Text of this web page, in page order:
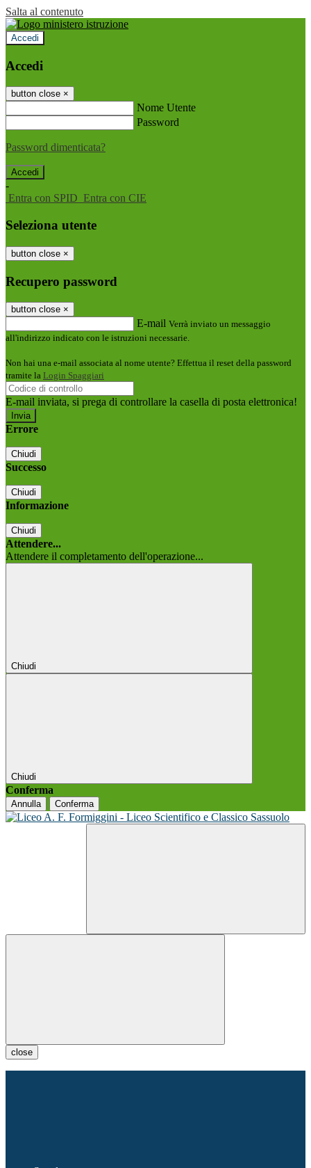
Salta al contenuto
Accedi
Accedi
button close ×
Nome Utente
Password
Password dimenticata?
-
Entra con SPID Entra con CIE
Seleziona utente
button close ×
Recupero password
button close ×
E-mail Verrà inviato un messaggio
all'indirizzo indicato con le istruzioni necessarie.
Non hai una e-mail associata al nome utente? Effettua il reset della password
tramite la Login Spaggiari
E-mail inviata, si prega di controllare la casella di posta elettronica!
Errore
Chiudi
Successo
Chiudi
Informazione
Chiudi
Attendere...
Attendere il completamento dell'operazione...
Chiudi
Chiudi
Conferma
Annulla Conferma
close